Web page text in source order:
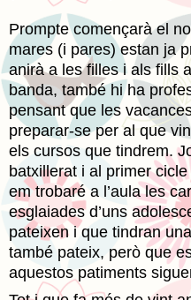
Prompte començarà el
mares (i pares) estan ja
anirà a les filles i als fills
banda, també hi ha
pensant que les
preparar-se per al que
els cursos que tindrem.
batxillerat i al primer
em trobaré a l’aula les
esglaiades d’uns
pateixen i que tindran
també pateix, però que
aquestos patiments